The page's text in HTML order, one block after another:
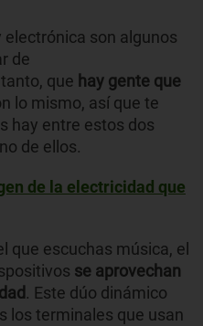
son algunos
de
tanto, que hay gente que
lo mismo, así que te
hay entre estos dos
de ellos.
de la electricidad que
que escuchas música, el
se aprovechan
. Este dúo dinámico
los terminales que usan